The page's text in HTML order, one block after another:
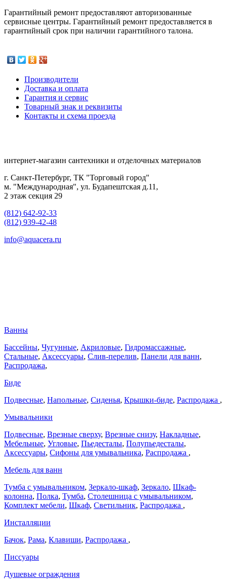
Гарантийный ремонт предоставляют авторизованные
сервисные центры. Гарантийный ремонт предоставляется в
гарантийный срок при наличии гарантийного талона.
Производители
Доставка и оплата
Гарантия и сервис
Товарный знак и реквизиты
Контакты и схема проезда
интернет-магазин сантехники и отделочных материалов
г. Санкт-Петербург, ТК "Торговый город"
м. "Международная", ул. Будапештская д.11,
2 этаж секция 29
(812) 642-92-33
(812) 939-42-48
info@aquacera.ru
Ванны
Бассейны, Чугунные, Акриловые, Гидромассажные,
Стальные, Аксессуары, Слив-перелив, Панели для ванн,
Распродажа,
Биде
Подвесные, Напольные, Сиденья, Крышки-биде, Распродажа ,
Умывальники
Подвесные, Врезные сверху, Врезные снизу, Накладные,
Мебельные, Угловые, Пьедесталы, Полупьедесталы,
Аксессуары, Сифоны для умывальника, Распродажа ,
Мебель для ванн
Тумба с умывальником, Зеркало-шкаф, Зеркало, Шкаф-
колонна, Полка, Тумба, Столешница с умывальником,
Комплект мебели, Шкаф, Светильник, Распродажа ,
Инсталляции
Бачок, Рама, Клавиши, Распродажа ,
Писсуары
Душевые ограждения